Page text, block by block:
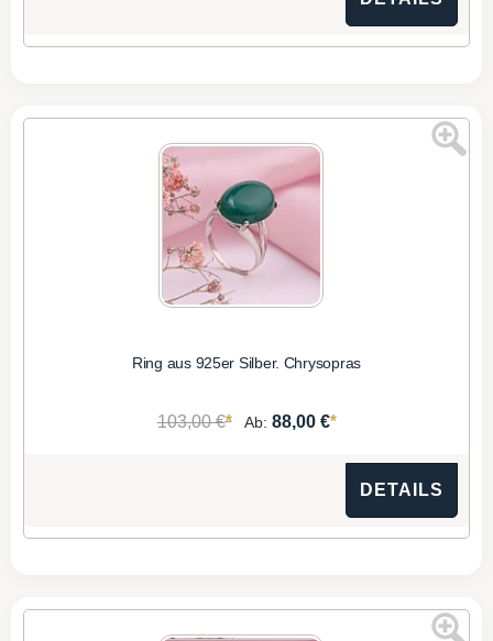
Ring aus 925er Silber. Chrysopras
103,00 €* Ab: 88,00 €*
DETAILS